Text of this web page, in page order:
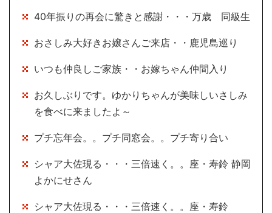
40年振りの再会に驚きと感謝・・・万歳 同級生
おさしみ大好きお嬢さんご来店・・鹿児島巡り
いつも仲良しご家族・・お嫁ちゃん仲間入り
お久しぶりです。ゆかりちゃんが美味しいさしみ
を食べに来ましたよ～
プチ忘年会。。プチ同窓会。。プチ寄り合い
シャア大佐現る・・・三倍速く。。座・寿鈴 静岡
よかにせさん
シャア大佐現る・・・三倍速く。。座・寿鈴